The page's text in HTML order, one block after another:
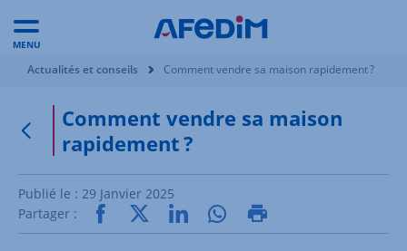
MENU
Vous êtes ici:
Actualités et conseils Comment vendre sa maison rapidement ?
Retour à la page précédente
Comment vendre sa maison
rapidement ?
Publié le : 29 Janvier 2025
Partager :